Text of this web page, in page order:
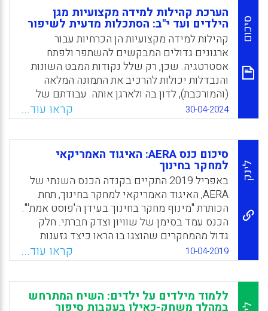
מקצועית לומדת. בשונה מחלק מהמודלים של
פיתוח מקצועי, בקהילות מקצועיות לומדות מושם
דגש במיוחד על השתתפות ומעורבות גבוהה של
חברי הקהילה ועל הפן היישומי. בניגוד לתהליכי
למידה מסורתיים, הידע בקהילה הוא תוצר של
חקר ועיבוד משותף של ההתנסות המקצועית,
למטרת שינוי של פרקטיקות העבודה.
WhatsApp
Facebook
Email
X
סיכום
הערכת קהילות למידה מקצועיות מגן
הילדים ועד י"ב: הסתכלות מדעית לשיפור
קהילות למידה מקצועיות הן הכרחיות עבור
ארגונים גדולים המבקשים להשתפר ולפתח
אסטרטגיה. שכן, רק שלל נקודות המבט השונות
והנבדלות יכולות להרכיב את התמונה המלאה
(והמורכבת), לדון בה ולארגן אותה. עבודתם של
המעריכים אף סבוכה אף יותר. שכן, מצופה מהם
לקבל החלטות על בסיס גישה מבוססת-ראיות,
מגובה מתודולוגית ומעוגנת באילוצי המציאות.
מאמר זה מתבסס על שאלון ה-TCAR הרב-שלבי
להערכת קהילות למידה מקצועיות אשר מבוסס על
דיאלוג, קבלת החלטת, ביצוע והערכה.
WhatsApp
Facebook
Email
X
30-04-2024 קראו עוד...
לינק
סיכום כנס AERA: האיגוד האמריקאי
למחקר בחינוך
באפריל 2019 התקיים בקנדה הכנס השנתי של
AERA, האיגוד האמריקאי למחקר בחינוך, תחת
הכותרת "מינוף מחקר בחינוך בעידן ה'פוסט אמת'".
הכנס עמד בסימן של שוויון וצדק חברתי. חלק
גדול מהמחקרים שהוצגו בו הראו כיצד גזענות
משוקעת במערכת החינוך האמריקאית, וכיצד
מדיניות הממשל עומדת בניגוד לממצאי מחקרים
שמראים מהו חינוך טוב. חלק אחר מהכנס עסק
בשאלה כיצד אפשר ללמד ילדים מרקע תרבותי
מגוון.
10-04-2019 קראו עוד...
ללמוד מילדים על ילדים: השיח המתרחש
במהלך משחק-כאילו בעקבות סיפור